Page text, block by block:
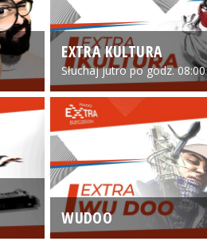
EXTRA KULTURA
Słuchaj jutro po godz. 08:00
WUDOO